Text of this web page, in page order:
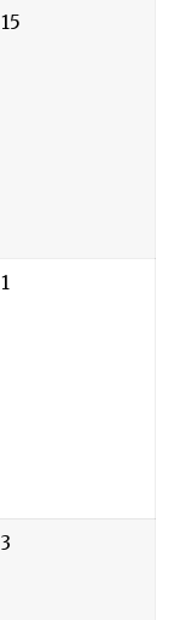
15
1
3